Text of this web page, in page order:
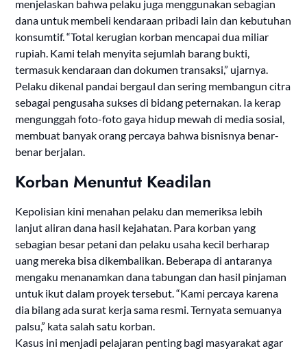
menjelaskan bahwa pelaku juga menggunakan sebagian
dana untuk membeli kendaraan pribadi lain dan kebutuhan
konsumtif. “Total kerugian korban mencapai dua miliar
rupiah. Kami telah menyita sejumlah barang bukti,
termasuk kendaraan dan dokumen transaksi,” ujarnya.
Pelaku dikenal pandai bergaul dan sering membangun citra
sebagai pengusaha sukses di bidang peternakan. Ia kerap
mengunggah foto-foto gaya hidup mewah di media sosial,
membuat banyak orang percaya bahwa bisnisnya benar-
benar berjalan.
Korban Menuntut Keadilan
Kepolisian kini menahan pelaku dan memeriksa lebih
lanjut aliran dana hasil kejahatan. Para korban yang
sebagian besar petani dan pelaku usaha kecil berharap
uang mereka bisa dikembalikan. Beberapa di antaranya
mengaku menanamkan dana tabungan dan hasil pinjaman
untuk ikut dalam proyek tersebut. “Kami percaya karena
dia bilang ada surat kerja sama resmi. Ternyata semuanya
palsu,” kata salah satu korban.
Kasus ini menjadi pelajaran penting bagi masyarakat agar